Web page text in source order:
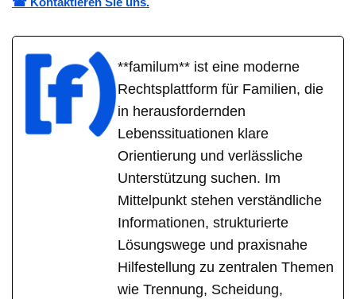
**familum** ist eine moderne
Rechtsplattform für Familien, die
in herausfordernden
Lebenssituationen klare
Orientierung und verlässliche
Unterstützung suchen. Im
Mittelpunkt stehen verständliche
Informationen, strukturierte
Lösungswege und praxisnahe
Hilfestellung zu zentralen Themen
wie Trennung, Scheidung,